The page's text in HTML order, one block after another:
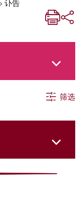
讣告
筛选